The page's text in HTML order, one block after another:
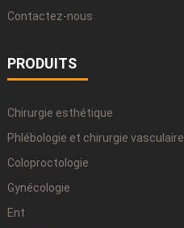
Contactez-nous
PRODUITS
Chirurgie esthétique
Phlébologie et chirurgie vasculaire
Coloproctologie
Gynécologie
Ent